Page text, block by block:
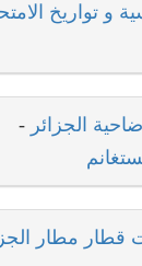
و تواريخ
الجزائر -
قطار مطار